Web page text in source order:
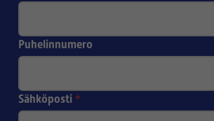
Puhelinnumero
Sähköposti *